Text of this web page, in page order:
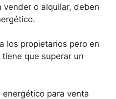
vender o alquilar, deben
los propietarios pero en
que superar un
para venta